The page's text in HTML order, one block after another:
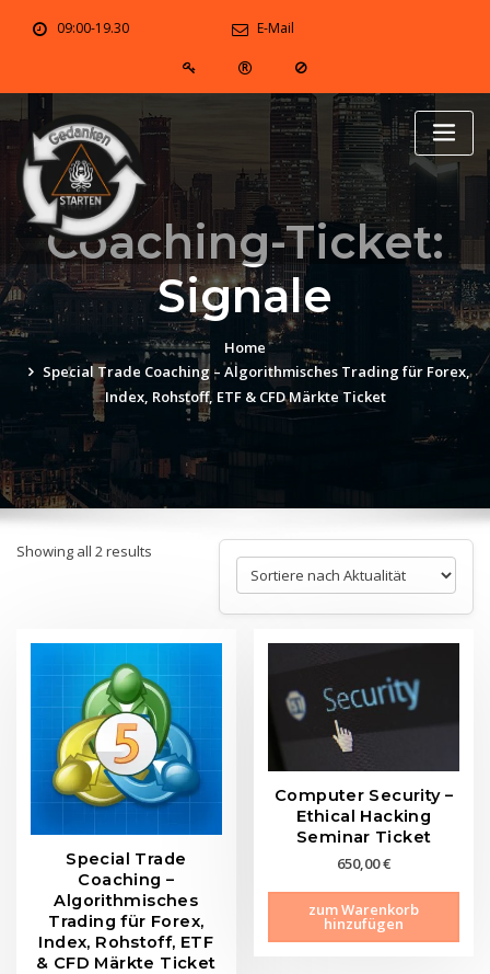
09:00-19.30 E-Mail
Coaching-Ticket:
Signale
Home
Special Trade Coaching – Algorithmisches Trading für Forex,
Index, Rohstoff, ETF & CFD Märkte Ticket
Showing all 2 results
Special Trade
Coaching –
Algorithmisches
Trading für Forex,
Index, Rohstoff, ETF
& CFD Märkte Ticket
Computer Security –
Ethical Hacking
Seminar Ticket
650,00€
zum Warenkorb
hinzufügen